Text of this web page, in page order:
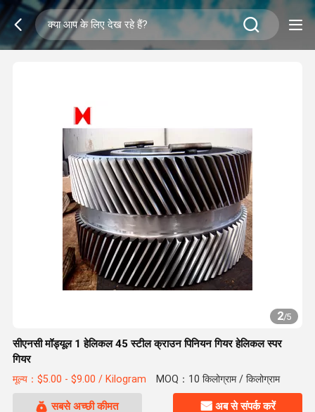
2/5
सीएनसी मॉड्यूल 1 हेलिकल 45 स्टील क्राउन पिनियन गियर हेलिकल स्पर
गियर
मूल्य：$5.00 - $9.00 / Kilogram MOQ：10 किलोग्राम / किलोग्राम
सबसे अच्छी कीमत अब से संपर्क करें